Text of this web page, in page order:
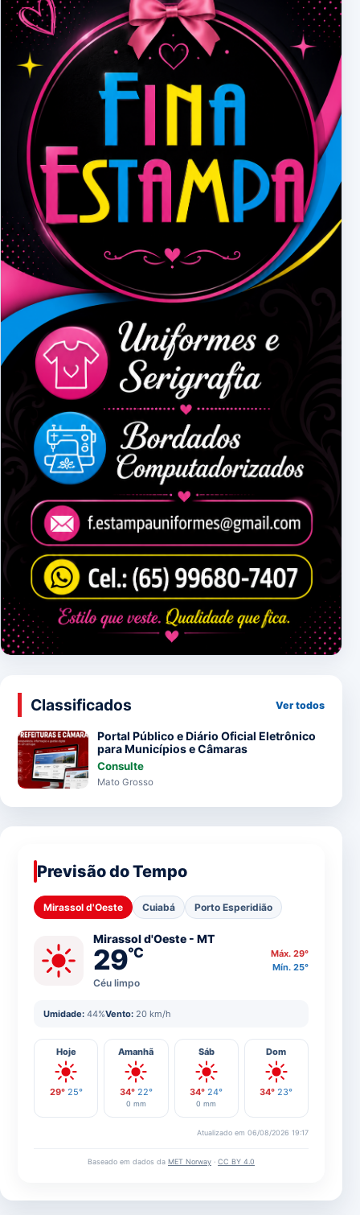
Classificados Ver todos
Portal Público e Diário Oficial Eletrônico
para Municípios e Câmaras
Consulte
Mato Grosso
Previsão do Tempo
Mirassol d'Oeste Cuiabá Porto Esperidião
Mirassol d'Oeste - MT
29°C
Céu limpo
Máx. 29°
Mín. 25°
Umidade: 44%Vento: 20 km/h
Hoje
29° 25°
Amanhã
34° 22°
0 mm
Sáb
34° 24°
0 mm
Dom
34° 23°
Atualizado em 06/08/2026 19:17
Baseado em dados da MET Norway · CC BY 4.0